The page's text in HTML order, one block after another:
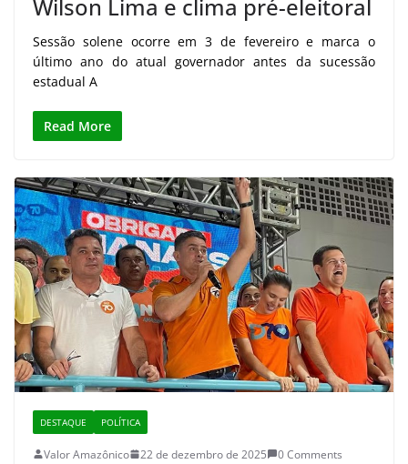
Wilson Lima e clima pré-eleitoral
Sessão solene ocorre em 3 de fevereiro e marca o
último ano do atual governador antes da sucessão
estadual A
Read More
DESTAQUE POLÍTICA
Valor Amazônico 22 de dezembro de 2025
0 Comments